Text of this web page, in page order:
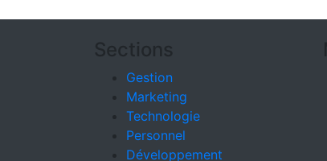
Sections
Gestion
Marketing
Technologie
Personnel
Développement